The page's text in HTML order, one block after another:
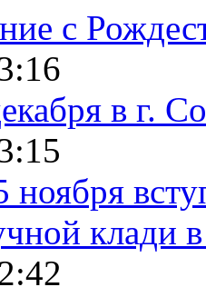
с
в г.
ноября
клади